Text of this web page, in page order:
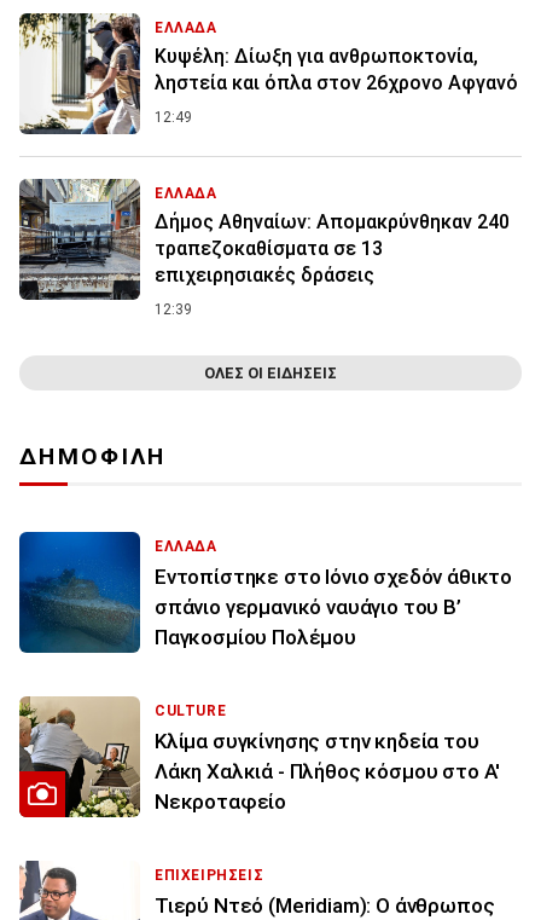
ΕΛΛΑΔΑ
Κυψέλη: Δίωξη για ανθρωποκτονία,
ληστεία και όπλα στον 26χρονο Αφγανό
12:49
ΕΛΛΑΔΑ
Δήμος Αθηναίων: Απομακρύνθηκαν 240
τραπεζοκαθίσματα σε 13
επιχειρησιακές δράσεις
12:39
ΟΛΕΣ ΟΙ ΕΙΔΗΣΕΙΣ
ΔΗΜΟΦΙΛΗ
ΕΛΛΑΔΑ
Εντοπίστηκε στο Ιόνιο σχεδόν άθικτο
σπάνιο γερμανικό ναυάγιο του Β’
Παγκοσμίου Πολέμου
CULTURE
Κλίμα συγκίνησης στην κηδεία του
Λάκη Χαλκιά - Πλήθος κόσμου στο Α'
Νεκροταφείο
ΕΠΙΧΕΙΡΗΣΕΙΣ
Τιερύ Ντεό (Meridiam): Ο άνθρωπος